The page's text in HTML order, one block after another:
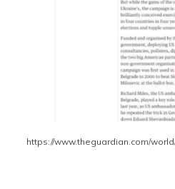
https://www.theguardian.com/